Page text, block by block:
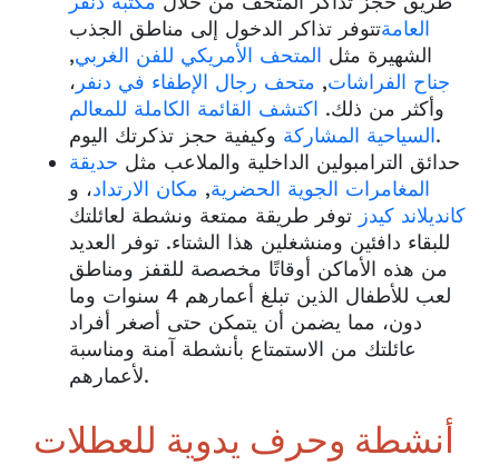
العامةتتوفر تذاكر الدخول إلى مناطق الجذب
الشهيرة مثل المتحف الأمريكي للفن الغربي,
جناح الفراشات, متحف رجال الإطفاء في دنفر ،
وأكثر من ذلك. اكتشف القائمة الكاملة للمعالم
السياحية المشاركةوكيفية حجز تذكرتك اليوم.
حدائق الترامبولين الداخلية والملاعب مثل حديقة
المغامرات الجوية الحضرية, مكان الارتداد، و
كانديلاند كيدز توفر طريقة ممتعة ونشطة لعائلتك
للبقاء دافئين ومنشغلين هذا الشتاء. توفر العديد
من هذه الأماكن أوقاتًا مخصصة للقفز ومناطق
لعب للأطفال الذين تبلغ أعمارهم 4 سنوات وما
دون، مما يضمن أن يتمكن حتى أصغر أفراد
عائلتك من الاستمتاع بأنشطة آمنة ومناسبة
لأعمارهم.
أنشطة وحرف يدوية للعطلات